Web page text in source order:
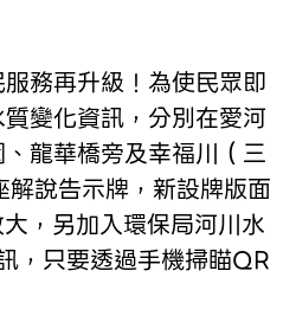
務再升級！為使民眾即
變化資訊，分別在愛河
龍華橋旁及幸福川（三
說告示牌，新設牌版面
，另加入環保局河川水
，只要透過手機掃瞄QR